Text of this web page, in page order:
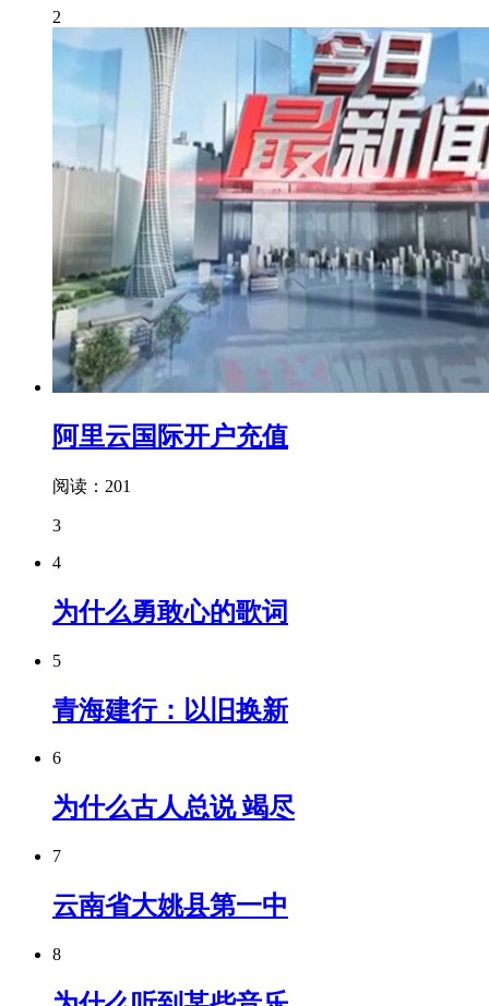
2
阿里云国际开户充值
阅读：201
3
4
为什么勇敢心的歌词
5
青海建行：以旧换新
6
为什么古人总说 竭尽
7
云南省大姚县第一中
8